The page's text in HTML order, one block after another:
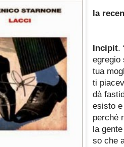
la
Incipit.
egregio
tua
ti
dà
esisto
perché
la
so che